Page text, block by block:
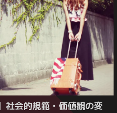
社会的規範・価値観の変